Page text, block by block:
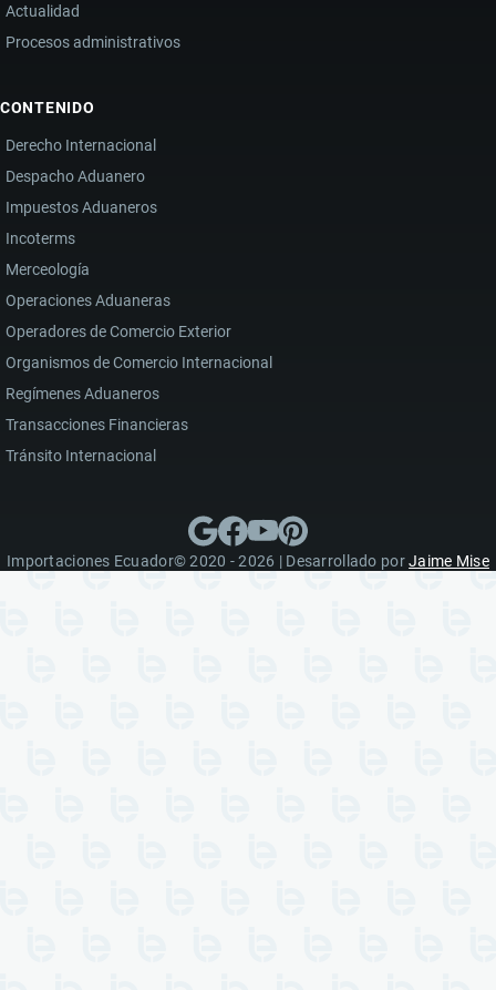
Actualidad
Procesos administrativos
CONTENIDO
Derecho Internacional
Despacho Aduanero
Impuestos Aduaneros
Incoterms
Merceología
Operaciones Aduaneras
Operadores de Comercio Exterior
Organismos de Comercio Internacional
Regímenes Aduaneros
Transacciones Financieras
Tránsito Internacional
Importaciones Ecuador© 2020 - 2026 | Desarrollado porJaime Mise